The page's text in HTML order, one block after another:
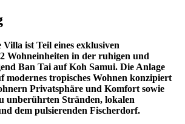
Villa ist Teil eines exklusiven
Wohneinheiten in der ruhigen und
Ban Tai auf Koh Samui. Die Anlage
modernes tropisches Wohnen konzipiert
Privatsphäre und Komfort sowie
unberührten Stränden, lokalen
dem pulsierenden Fischerdorf.